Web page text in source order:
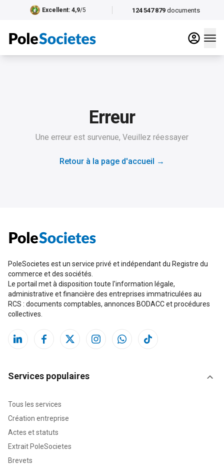
124 547 879 documents
Excellent: 4,9/5
Erreur
Une erreur est survenue, Veuillez réessayer
Retour à la page d'accueil →
PoleSocietes est un service privé et indépendant du Registre du
commerce et des sociétés.
Le portail met à disposition toute l'information légale,
administrative et financière des entreprises immatriculées au
RCS : documents comptables, annonces BODACC et procédures
collectives.
Services populaires
Tous les services
Création entreprise
Actes et statuts
Extrait PoleSocietes
Brevets